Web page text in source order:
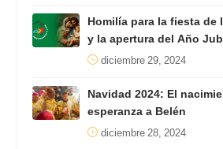
Homilía para la fiesta de
y la apertura del Año
diciembre 29, 2024
Navidad 2024: El
esperanza a Belén
diciembre 28, 2024